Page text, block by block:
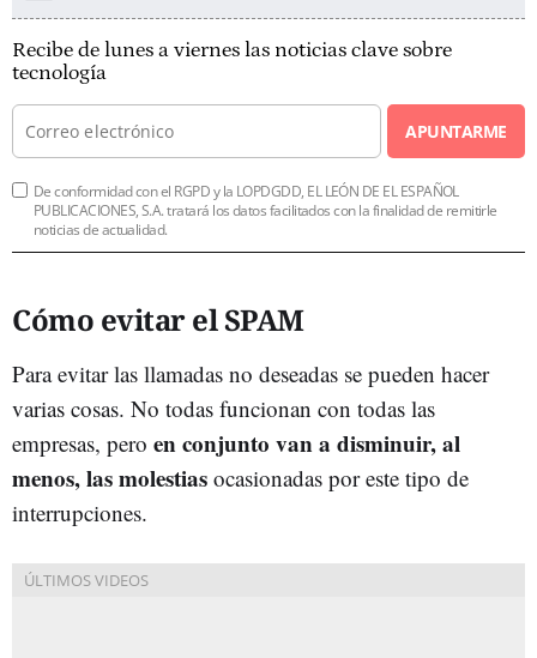
Recibe de lunes a viernes las noticias clave sobre
tecnología
APUNTARME
De conformidad con el RGPD y la LOPDGDD, EL LEÓN DE EL ESPAÑOL
PUBLICACIONES, S.A. tratará los datos facilitados con la finalidad de remitirle
noticias de actualidad.
Cómo evitar el SPAM
Para evitar las llamadas no deseadas se pueden hacer
varias cosas. No todas funcionan con todas las
empresas, pero en conjunto van a disminuir, al
menos, las molestias ocasionadas por este tipo de
interrupciones.